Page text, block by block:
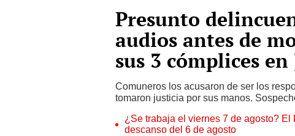
Presunto
audios antes de
sus 3 cómplices
Comuneros los acusaron de ser los
tomaron justicia por sus manos.
¿Se trabaja el viernes 7 de agosto?
descanso del 6 de agosto